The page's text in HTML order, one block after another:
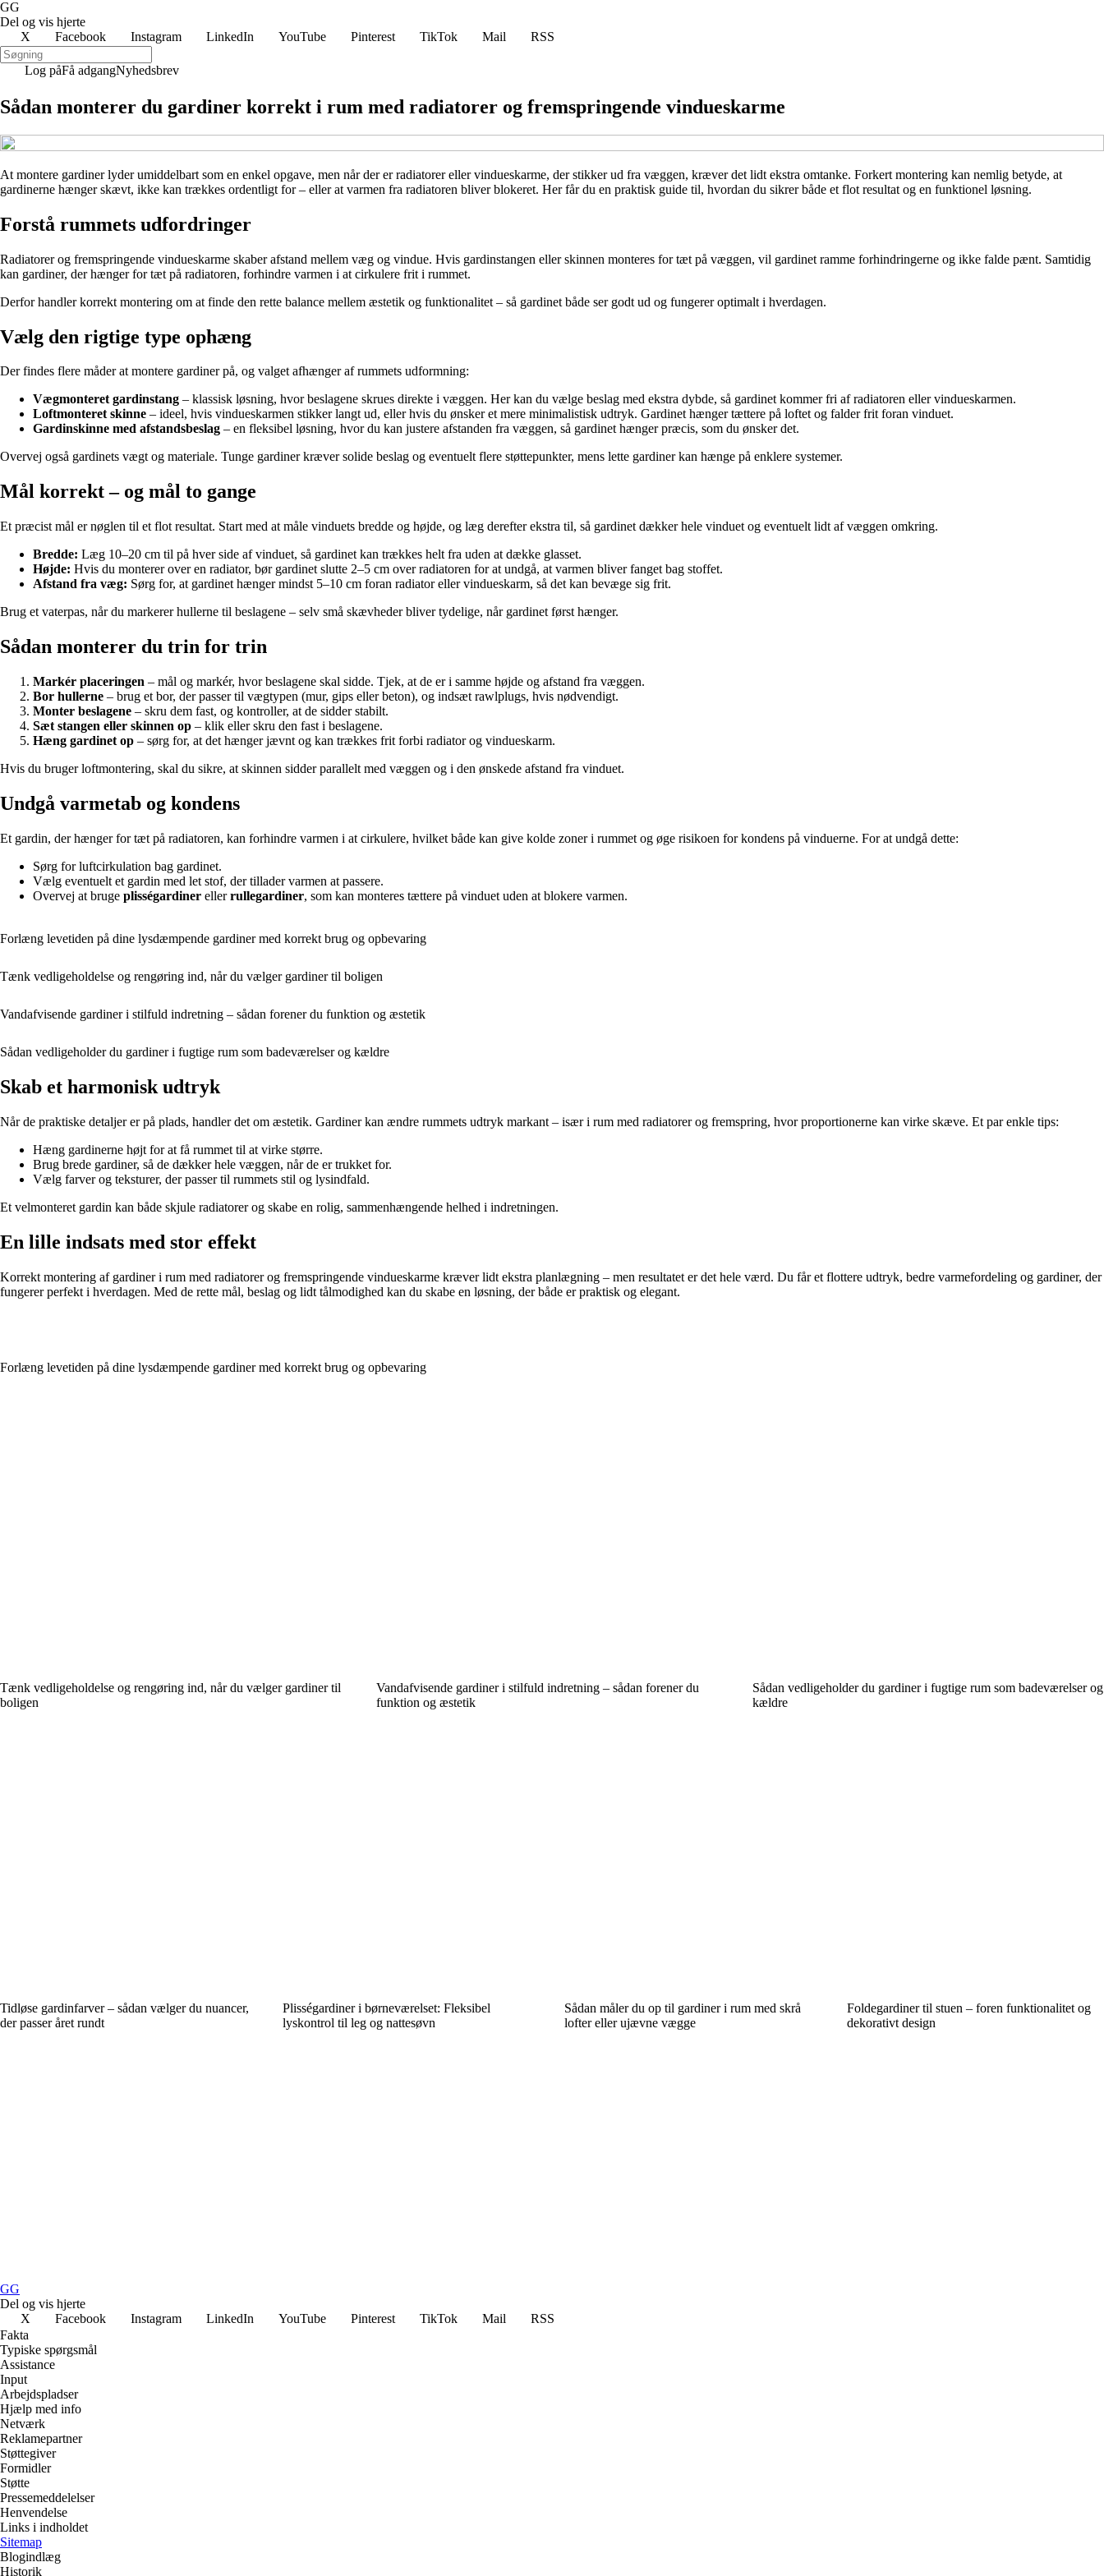
GG
Del og vis hjerte
X
Facebook Instagram LinkedIn YouTube Pinterest TikTok Mail RSS
Log påFå adgangNyhedsbrev
Sådan monterer du gardiner korrekt i rum med radiatorer og fremspringende vindueskarme
At montere gardiner lyder umiddelbart som en enkel opgave, men når der er radiatorer eller vindueskarme, der stikker ud fra væggen, kræver det lidt ekstra omtanke. Forkert montering kan nemlig betyde, at
gardinerne hænger skævt, ikke kan trækkes ordentligt for – eller at varmen fra radiatoren bliver blokeret. Her får du en praktisk guide til, hvordan du sikrer både et flot resultat og en funktionel løsning.
Forstå rummets udfordringer
Radiatorer og fremspringende vindueskarme skaber afstand mellem væg og vindue. Hvis gardinstangen eller skinnen monteres for tæt på væggen, vil gardinet ramme forhindringerne og ikke falde pænt. Samtidig
kan gardiner, der hænger for tæt på radiatoren, forhindre varmen i at cirkulere frit i rummet.
Derfor handler korrekt montering om at finde den rette balance mellem æstetik og funktionalitet – så gardinet både ser godt ud og fungerer optimalt i hverdagen.
Vælg den rigtige type ophæng
Der findes flere måder at montere gardiner på, og valget afhænger af rummets udformning:
Vægmonteret gardinstang – klassisk løsning, hvor beslagene skrues direkte i væggen. Her kan du vælge beslag med ekstra dybde, så gardinet kommer fri af radiatoren eller vindueskarmen.
Loftmonteret skinne – ideel, hvis vindueskarmen stikker langt ud, eller hvis du ønsker et mere minimalistisk udtryk. Gardinet hænger tættere på loftet og falder frit foran vinduet.
Gardinskinne med afstandsbeslag – en fleksibel løsning, hvor du kan justere afstanden fra væggen, så gardinet hænger præcis, som du ønsker det.
Overvej også gardinets vægt og materiale. Tunge gardiner kræver solide beslag og eventuelt flere støttepunkter, mens lette gardiner kan hænge på enklere systemer.
Mål korrekt – og mål to gange
Et præcist mål er nøglen til et flot resultat. Start med at måle vinduets bredde og højde, og læg derefter ekstra til, så gardinet dækker hele vinduet og eventuelt lidt af væggen omkring.
Bredde: Læg 10–20 cm til på hver side af vinduet, så gardinet kan trækkes helt fra uden at dække glasset.
Højde: Hvis du monterer over en radiator, bør gardinet slutte 2–5 cm over radiatoren for at undgå, at varmen bliver fanget bag stoffet.
Afstand fra væg: Sørg for, at gardinet hænger mindst 5–10 cm foran radiator eller vindueskarm, så det kan bevæge sig frit.
Brug et vaterpas, når du markerer hullerne til beslagene – selv små skævheder bliver tydelige, når gardinet først hænger.
Sådan monterer du trin for trin
Markér placeringen – mål og markér, hvor beslagene skal sidde. Tjek, at de er i samme højde og afstand fra væggen.
Bor hullerne – brug et bor, der passer til vægtypen (mur, gips eller beton), og indsæt rawlplugs, hvis nødvendigt.
Monter beslagene – skru dem fast, og kontroller, at de sidder stabilt.
Sæt stangen eller skinnen op – klik eller skru den fast i beslagene.
Hæng gardinet op – sørg for, at det hænger jævnt og kan trækkes frit forbi radiator og vindueskarm.
Hvis du bruger loftmontering, skal du sikre, at skinnen sidder parallelt med væggen og i den ønskede afstand fra vinduet.
Undgå varmetab og kondens
Et gardin, der hænger for tæt på radiatoren, kan forhindre varmen i at cirkulere, hvilket både kan give kolde zoner i rummet og øge risikoen for kondens på vinduerne. For at undgå dette:
Sørg for luftcirkulation bag gardinet.
Vælg eventuelt et gardin med let stof, der tillader varmen at passere.
Overvej at bruge plisségardiner ellerrullegardiner, som kan monteres tættere på vinduet uden at blokere varmen.
Forlæng levetiden på dine lysdæmpende gardiner med korrekt brug og opbevaring
Tænk vedligeholdelse og rengøring ind, når du vælger gardiner til boligen
Vandafvisende gardiner i stilfuld indretning – sådan forener du funktion og æstetik
Sådan vedligeholder du gardiner i fugtige rum som badeværelser og kældre
Skab et harmonisk udtryk
Når de praktiske detaljer er på plads, handler det om æstetik. Gardiner kan ændre rummets udtryk markant – især i rum med radiatorer og fremspring, hvor proportionerne kan virke skæve. Et par enkle tips:
Hæng gardinerne højt for at få rummet til at virke større.
Brug brede gardiner, så de dækker hele væggen, når de er trukket for.
Vælg farver og teksturer, der passer til rummets stil og lysindfald.
Et velmonteret gardin kan både skjule radiatorer og skabe en rolig, sammenhængende helhed i indretningen.
En lille indsats med stor effekt
Korrekt montering af gardiner i rum med radiatorer og fremspringende vindueskarme kræver lidt ekstra planlægning – men resultatet er det hele værd. Du får et flottere udtryk, bedre varmefordeling og gardiner, der
fungerer perfekt i hverdagen. Med de rette mål, beslag og lidt tålmodighed kan du skabe en løsning, der både er praktisk og elegant.
Forlæng levetiden på dine lysdæmpende gardiner med korrekt brug og opbevaring
Tænk vedligeholdelse og rengøring ind, når du vælger gardiner til
boligen
Vandafvisende gardiner i stilfuld indretning – sådan forener du
funktion og æstetik
Sådan vedligeholder du gardiner i fugtige rum som badeværelser og
kældre
Tidløse gardinfarver – sådan vælger du nuancer,
der passer året rundt
Plisségardiner i børneværelset: Fleksibel
lyskontrol til leg og nattesøvn
Sådan måler du op til gardiner i rum med skrå
lofter eller ujævne vægge
Foldegardiner til stuen – foren funktionalitet og
dekorativt design
GG
Del og vis hjerte
X
Facebook Instagram LinkedIn YouTube Pinterest TikTok Mail
RSS
Fakta
Typiske spørgsmål
Assistance
Input
Arbejdspladser
Hjælp med info
Netværk
Reklamepartner
Støttegiver
Formidler
Støtte
Pressemeddelelser
Henvendelse
Links i indholdet
Sitemap
Blogindlæg
Historik